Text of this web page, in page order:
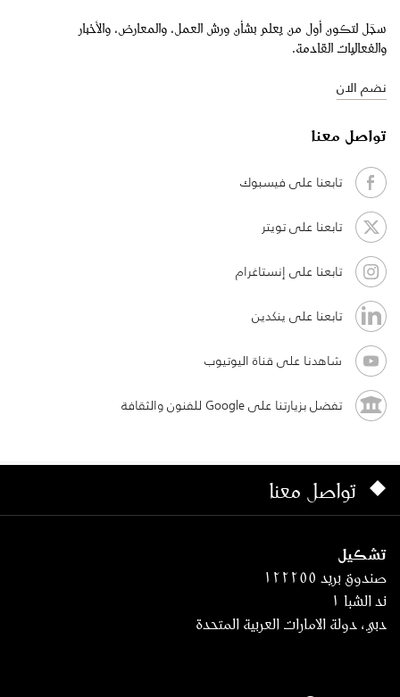
سجّل لتكون أول من يعلم بشأن ورش العمل، والمعارض، والأخبار
والفعاليات القادمة.
نضم الان
تواصل معنا
تابعنا على فيسبوك
تابعنا على تويتر
تابعنا على إنستاغرام
تابعنا على ينكدين
شاهدنا على قناة اليوتيوب
تفضل بزيارتنا على Google للفنون والثقافة
تواصل معنا
تشكيل
صندوق بريد ١٢٢٢٥٥
ند الشبا ١
دبي، دولة الامارات العربية المتحدة